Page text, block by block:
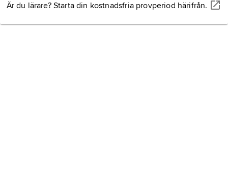
Är du lärare? Starta din kostnadsfria provperiod härifrån.